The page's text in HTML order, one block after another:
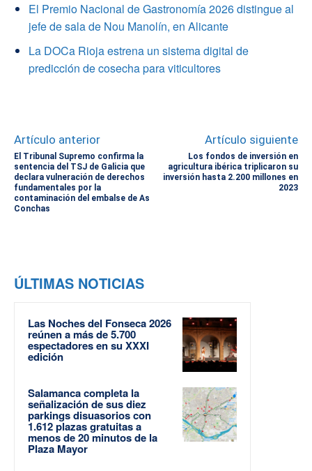
El Premio Nacional de Gastronomía 2026 distingue al
jefe de sala de Nou Manolín, en Alicante
La DOCa Rioja estrena un sistema digital de
predicción de cosecha para viticultores
Artículo anterior
El Tribunal Supremo confirma la
sentencia del TSJ de Galicia que
declara vulneración de derechos
fundamentales por la
contaminación del embalse de As
Conchas
Artículo siguiente
Los fondos de inversión en
agricultura ibérica triplicaron su
inversión hasta 2.200 millones en
2023
ÚLTIMAS NOTICIAS
Las Noches del Fonseca 2026
reúnen a más de 5.700
espectadores en su XXXI
edición
Salamanca completa la
señalización de sus diez
parkings disuasorios con
1.612 plazas gratuitas a
menos de 20 minutos de la
Plaza Mayor